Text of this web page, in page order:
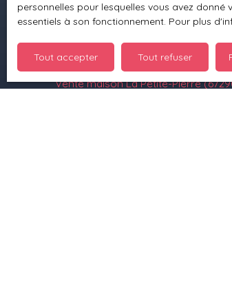
Location appartement Petersbach
Location appartement Bitche
Vente maison La Petite-Pierre
personnelles pour lesquelles vous avez
essentiels à son fonctionnement. Pour plus
Tout accepter Tout refuser